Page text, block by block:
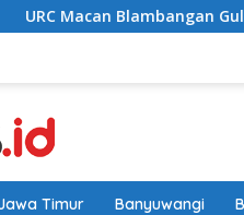
Blambangan Gulung Sindikat
Timur Banyuwangi